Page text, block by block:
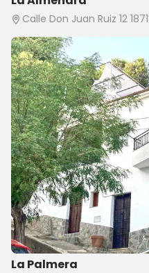
Calle Don Juan Ruiz 12
La Palmera